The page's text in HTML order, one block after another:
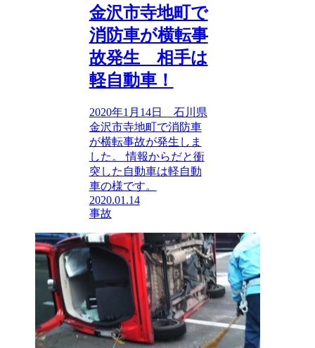
金沢市寺地町で
消防車が横転事
故発生 相手は
軽自動車！
2020年1月14日 石川県
金沢市寺地町で消防車
が横転事故が発生しま
した。 情報からだと衝
突した自動車は軽自動
車の様です。
2020.01.14
事故